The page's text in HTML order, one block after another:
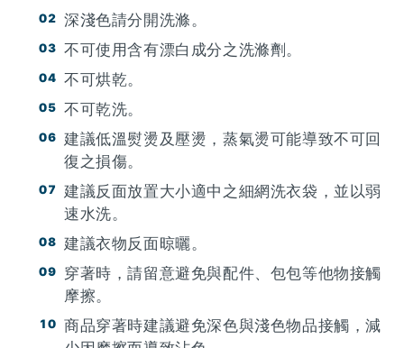
深淺色請分開洗滌。
不可使用含有漂白成分之洗滌劑。
不可烘乾。
不可乾洗。
建議低溫熨燙及壓燙，蒸氣燙可能導致不可回
復之損傷。
建議反面放置大小適中之細網洗衣袋，並以弱
速水洗。
建議衣物反面晾曬。
穿著時，請留意避免與配件、包包等他物接觸
摩擦。
商品穿著時建議避免深色與淺色物品接觸，減